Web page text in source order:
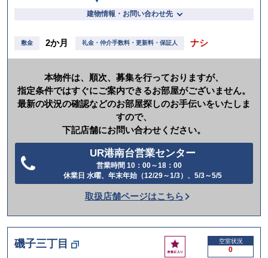
建物情報・お問い合わせ先
敷金 2か月 礼金・仲介手数料・更新料・保証人 ナシ
本物件は、順次、募集を行っておりますが、
指定条件ではすぐにご案内できるお部屋がございません。
最新の状況の確認などのお部屋探しのお手伝いをいたしま
すので、
下記店舗にお問い合わせください。
UR港南台営業センター
営業時間 10：00～18：00
休業日 水曜、年末年始（12/29～1/3）、5/3～5/5
話
か
け
る
取扱店舗ページはこちら
磯子三丁目
お
気
空室状況
0